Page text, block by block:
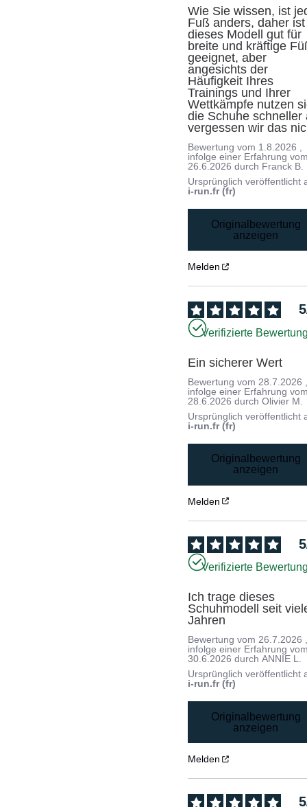
Wie Sie wissen, ist
Fuß anders, daher ist
dieses Modell gut für
breite und kräftige
geeignet, aber
angesichts der
Häufigkeit Ihres
Trainings und Ihrer
Wettkämpfe nutzen
die Schuhe schneller
vergessen wir das
Bewertung vom 1.8.2026
infolge einer Erfahrung
26.6.2026 durch Franck B.
Ursprünglich veröffentlicht
i-run.fr (fr)
Originalbewertung
anzeigen
Melden
5
Verifizierte
Ein sicherer Wert
Bewertung vom 28.7.2026
infolge einer Erfahrung
28.6.2026 durchOlivier M.
Ursprünglich veröffentlicht
i-run.fr (fr)
Originalbewertung
anzeigen
Melden
5
Verifizierte
Ich trage dieses
Schuhmodell seit
Jahren
Bewertung vom 26.7.2026
infolge einer Erfahrung
30.6.2026 durchANNIE L.
Ursprünglich veröffentlicht
i-run.fr (fr)
Originalbewertung
anzeigen
Melden
5